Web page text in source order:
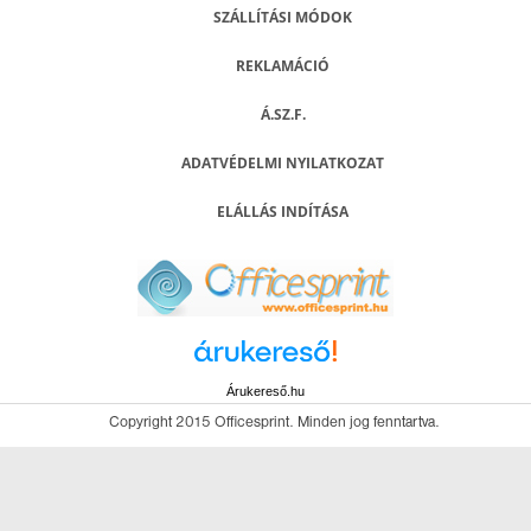
SZÁLLÍTÁSI MÓDOK
REKLAMÁCIÓ
Á.SZ.F.
ADATVÉDELMI NYILATKOZAT
ELÁLLÁS INDÍTÁSA
Árukereső.hu
Copyright 2015 Officesprint. Minden jog fenntartva.